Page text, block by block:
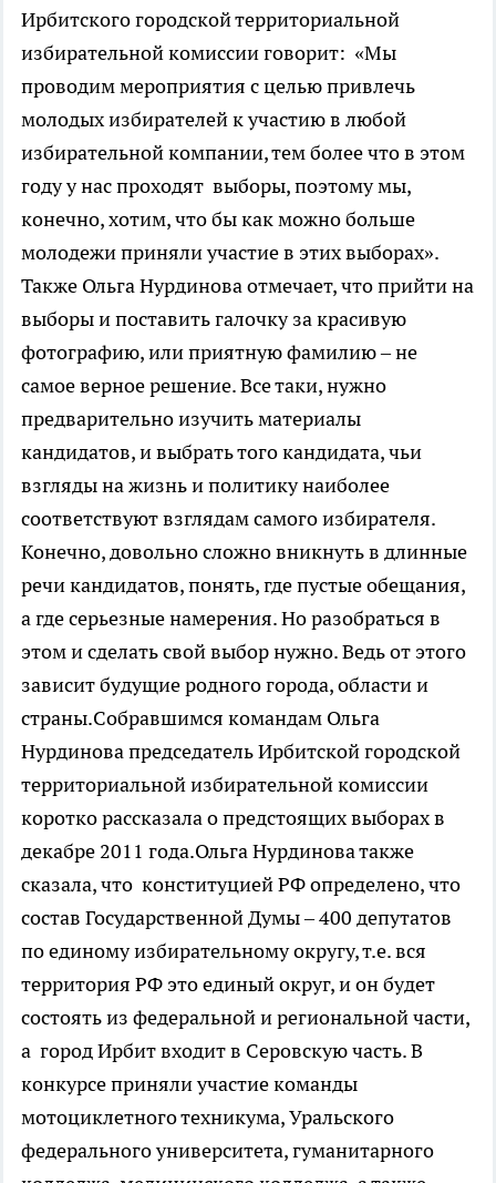
Ирбитского городской территориальной
избирательной комиссии говорит: «Мы
проводим мероприятия с целью привлечь
молодых избирателей к участию в любой
избирательной компании, тем более что в этом
году у нас проходят выборы, поэтому мы,
конечно, хотим, что бы как можно больше
молодежи приняли участие в этих выборах».
Также Ольга Нурдинова отмечает, что прийти на
выборы и поставить галочку за красивую
фотографию, или приятную фамилию – не
самое верное решение. Все таки, нужно
предварительно изучить материалы
кандидатов, и выбрать того кандидата, чьи
взгляды на жизнь и политику наиболее
соответствуют взглядам самого избирателя.
Конечно, довольно сложно вникнуть в длинные
речи кандидатов, понять, где пустые обещания,
а где серьезные намерения. Но разобраться в
этом и сделать свой выбор нужно. Ведь от этого
зависит будущие родного города, области и
страны.Собравшимся командам Ольга
Нурдинова председатель Ирбитской городской
территориальной избирательной комиссии
коротко рассказала о предстоящих выборах в
декабре 2011 года.Ольга Нурдинова также
сказала, что конституцией РФ определено, что
состав Государственной Думы – 400 депутатов
по единому избирательному округу, т.е. вся
территория РФ это единый округ, и он будет
состоять из федеральной и региональной части,
а город Ирбит входит в Серовскую часть. В
конкурсе приняли участие команды
мотоциклетного техникума, Уральского
федерального университета, гуманитарного